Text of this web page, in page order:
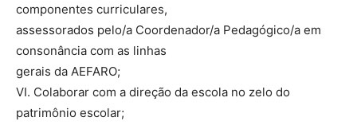
componentes curriculares,
assessorados pelo/a Coordenador/a Pedagógico/a em
consonância com as linhas
gerais da AEFARO;
VI. Colaborar com a direção da escola no zelo do
patrimônio escolar;